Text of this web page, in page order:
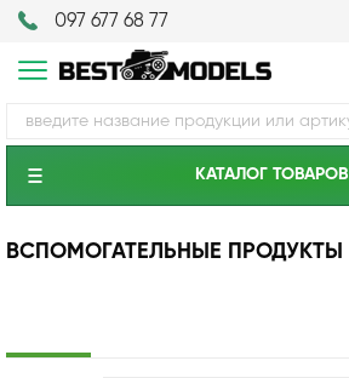
097 677 68 77
КАТАЛОГ ТОВАРОВ
ВСПОМОГАТЕЛЬНЫЕ ПРОДУКТЫ